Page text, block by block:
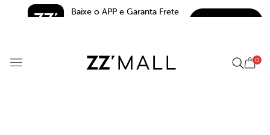
Baixe o APP e Garanta Frete
0